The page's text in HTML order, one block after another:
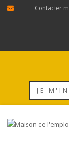
Contacter
JE